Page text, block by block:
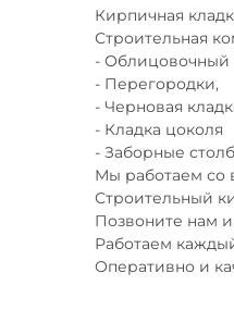
Кирпичная
Строительная
- Облицовочный
- Перегородки,
- Черновая
- Кладка цоколя
- Заборные
Мы работаем со
Строительный
Позвоните нам
Работаем
Оперативно и